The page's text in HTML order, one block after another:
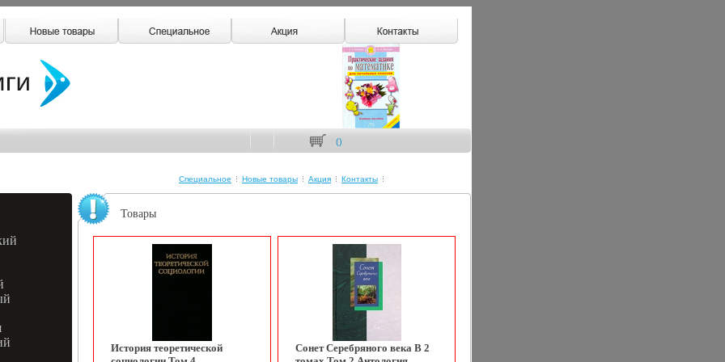
()
Специальное Новые товары Акция Контакты
Товары
История теоретической
Сонет Серебряного века В 2